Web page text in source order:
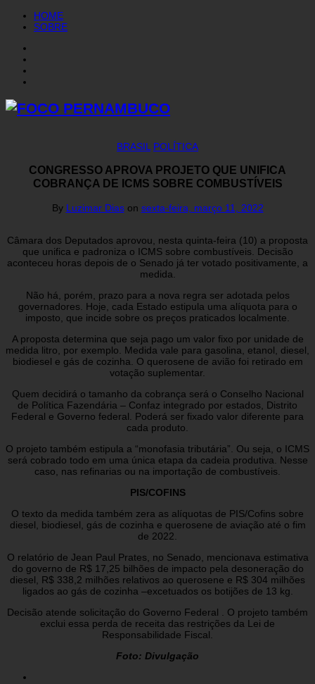
HOME
SOBRE
BRASIL POLÍTICA
CONGRESSO APROVA PROJETO QUE UNIFICA
COBRANÇA DE ICMS SOBRE COMBUSTÍVEIS
By Luzimar Dias on sexta-feira, março 11, 2022
Câmara dos Deputados aprovou, nesta quinta-feira (10) a proposta
que unifica e padroniza o ICMS sobre combustíveis. Decisão
aconteceu horas depois de o Senado já ter votado positivamente, a
medida.
Não há, porém, prazo para a nova regra ser adotada pelos
governadores. Hoje, cada Estado estipula uma alíquota para o
imposto, que incide sobre os preços praticados localmente.
A proposta determina que seja pago um valor fixo por unidade de
medida litro, por exemplo. Medida vale para gasolina, etanol, diesel,
biodiesel e gás de cozinha. O querosene de avião foi retirado em
votação suplementar.
Quem decidirá o tamanho da cobrança será o Conselho Nacional
de Política Fazendária – Confaz integrado por estados, Distrito
Federal e Governo federal. Poderá ser fixado valor diferente para
cada produto.
O projeto também estipula a “monofasia tributária”. Ou seja, o ICMS
será cobrado todo em uma única etapa da cadeia produtiva. Nesse
caso, nas refinarias ou na importação de combustíveis.
PIS/COFINS
O texto da medida também zera as alíquotas de PIS/Cofins sobre
diesel, biodiesel, gás de cozinha e querosene de aviação até o fim
de 2022.
O relatório de Jean Paul Prates, no Senado, mencionava estimativa
do governo de R$ 17,25 bilhões de impacto pela desoneração do
diesel, R$ 338,2 milhões relativos ao querosene e R$ 304 milhões
ligados ao gás de cozinha –excetuados os botijões de 13 kg.
Decisão atende solicitação do Governo Federal . O projeto também
exclui essa perda de receita das restrições da Lei de
Responsabilidade Fiscal.
Foto: Divulgação